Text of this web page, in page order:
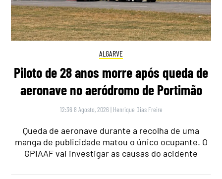
ALGARVE
Piloto de 28 anos morre após queda de
aeronave no aeródromo de Portimão
12:36 8 Agosto, 2026 | Henrique Dias Freire
Queda de aeronave durante a recolha de uma
manga de publicidade matou o único ocupante. O
GPIAAF vai investigar as causas do acidente